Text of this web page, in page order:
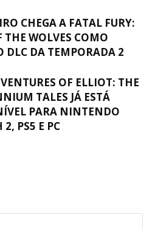
CHEGA A FATAL FURY:
THE WOLVES COMO
DLC DA TEMPORADA 2
OF ELLIOT: THE
TALES JÁ ESTÁ
PARA NINTENDO
2, PS5 E PC